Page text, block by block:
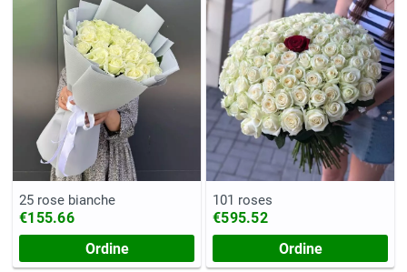
25 rose bianche
€155.66
Ordine
101 roses
€595.52
Ordine